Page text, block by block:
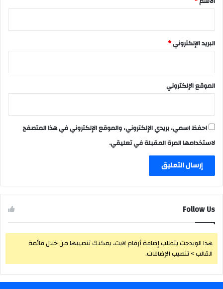
البريد الإلكتروني*
الموقع الإلكتروني
احفظ اسمي، بريدي الإلكتروني، والموقع الإلكتروني في هذا المتصفح
لاستخدامها المرة المقبلة في تعليقي.
Follow Us
هذا الويدجت يتطلب إضافة أرقام لايت، يمكنك تنصيبها من خلال قائمة
القالب > تنصيب الإضافات.